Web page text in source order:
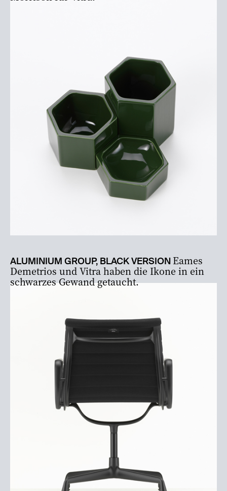
ALUMINIUM GROUP, BLACK VERSION Eames
Demetrios und Vitra haben die Ikone in ein
schwarzes Gewand getaucht.